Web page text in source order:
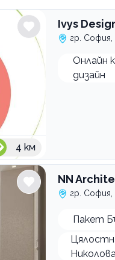
4 км
Ivys
гр. София,
Онлайн
дизайн
NN
гр. София,
Пакет